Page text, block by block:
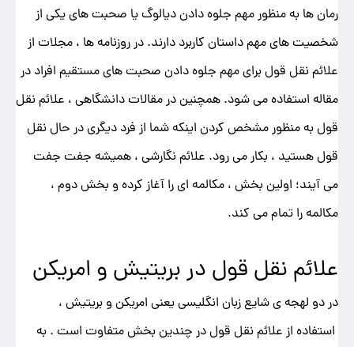
رمان ها به منظور مهم جلوه دادن دیالوگ یا صحبت های یکی از
شخصیت های مهم داستان کاربرد دارند. در روزنامه ها ، مجلات از
علائم نقل قول برای مهم جلوه دادن صحبت های مستقیم افراد در
مقاله استفاده می شود. همچنین در مقالات دانشگاهی ، علائم نقل
قول به منظور مشخص کردن اینکه شما از فرد دیگری در حال نقل
قول هستید ، بکار می رود. علائم نگارشی ، همیشه جفت جفت
می آیند؛ اولین بخش ، مکالمه ای را آغاز کرده و بخش دوم ،
مکالمه را تمام می کند.
علائم نقل قول در بریتیش و امریکن
در دو لهجه ی شایع زبان انگلیسی یعنی امریکن و بریتیش ،
استفاده از علائم نقل قول در چندین بخش متفاوت است . به